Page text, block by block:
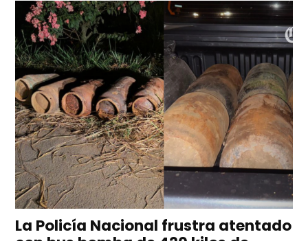
La Policía Nacional frustra atentado